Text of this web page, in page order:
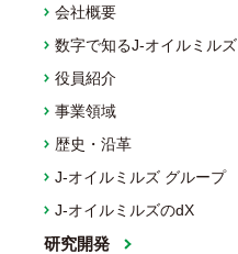
会社概要
数字で知るJ-オイルミルズ
役員紹介
事業領域
歴史・沿革
J-オイルミルズ グループ
J-オイルミルズのdX
研究開発